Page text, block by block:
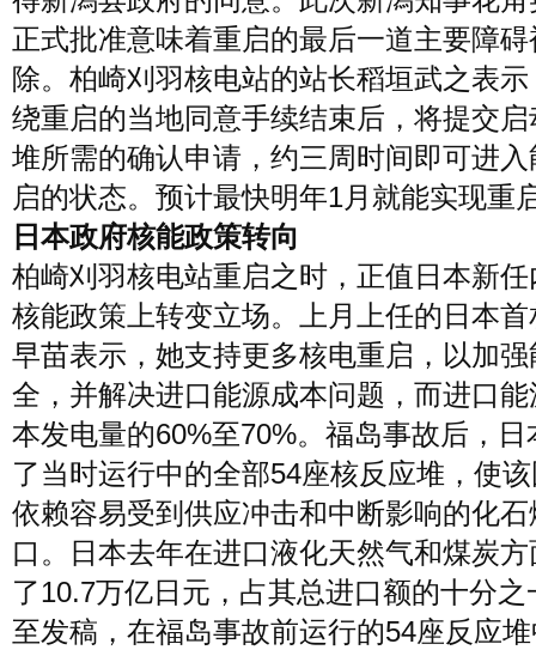
正式批准意味着重启的最后一道主要障碍
除。柏崎刈羽核电站的站长稻垣武之表
绕重启的当地同意手续结束后，将提交
堆所需的确认申请，约三周时间即可进
启的状态。预计最快明年1月就能实现重
日本政府核能政策转向
柏崎刈羽核电站重启之时，正值日本新
核能政策上转变立场。上月上任的日本
早苗表示，她支持更多核电重启，以加
全，并解决进口能源成本问题，而进口
本发电量的60%至70%。福岛事故后，日
了当时运行中的全部54座核反应堆，使
依赖容易受到供应冲击和中断影响的化
口。日本去年在进口液化天然气和煤炭
了10.7万亿日元，占其总进口额的十分之
至发稿，在福岛事故前运行的54座反应